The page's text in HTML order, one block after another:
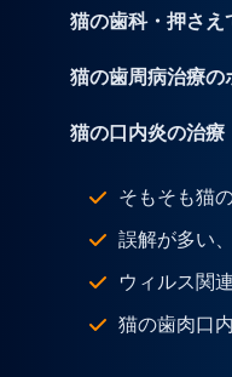
猫の歯科・押さえ
猫の歯周病治療の
猫の口内炎の治療
そもそも猫
誤解が多い
ウィルス関
猫の歯肉口